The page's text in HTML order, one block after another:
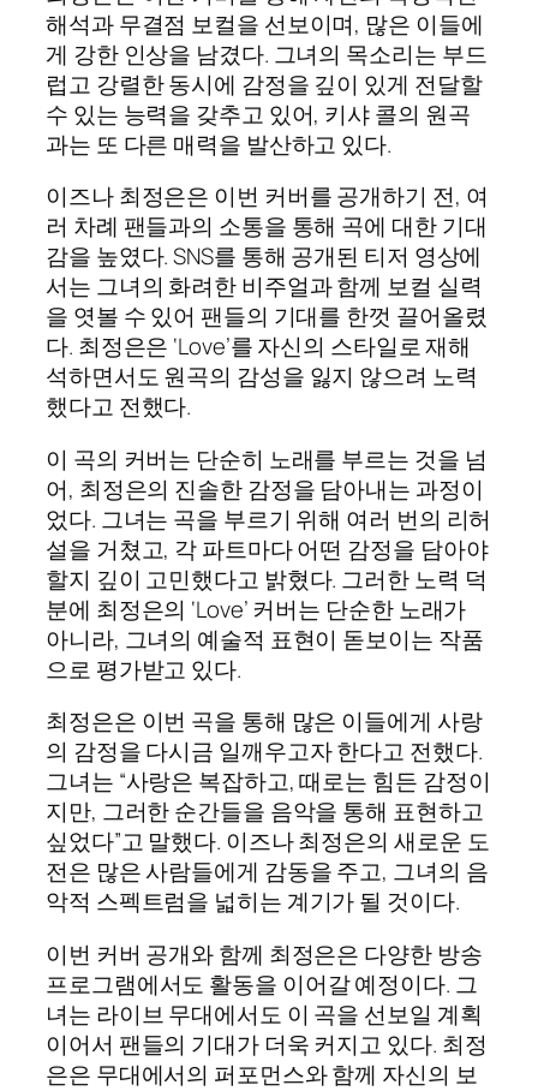
해석과 무결점 보컬을 선보이며, 많은 이들에
게 강한 인상을 남겼다. 그녀의 목소리는 부드
럽고 강렬한 동시에 감정을 깊이 있게 전달할
수 있는 능력을 갖추고 있어, 키샤 콜의 원곡
과는 또 다른 매력을 발산하고 있다.
이즈나 최정은은 이번 커버를 공개하기 전, 여
러 차례 팬들과의 소통을 통해 곡에 대한 기대
감을 높였다. SNS를 통해 공개된 티저 영상에
서는 그녀의 화려한 비주얼과 함께 보컬 실력
을 엿볼 수 있어 팬들의 기대를 한껏 끌어올렸
다. 최정은은 ‘Love’를 자신의 스타일로 재해
석하면서도 원곡의 감성을 잃지 않으려 노력
했다고 전했다.
이 곡의 커버는 단순히 노래를 부르는 것을 넘
어, 최정은의 진솔한 감정을 담아내는 과정이
었다. 그녀는 곡을 부르기 위해 여러 번의 리허
설을 거쳤고, 각 파트마다 어떤 감정을 담아야
할지 깊이 고민했다고 밝혔다. 그러한 노력 덕
분에 최정은의 ‘Love’ 커버는 단순한 노래가
아니라, 그녀의 예술적 표현이 돋보이는 작품
으로 평가받고 있다.
최정은은 이번 곡을 통해 많은 이들에게 사랑
의 감정을 다시금 일깨우고자 한다고 전했다.
그녀는 “사랑은 복잡하고, 때로는 힘든 감정이
지만, 그러한 순간들을 음악을 통해 표현하고
싶었다”고 말했다. 이즈나 최정은의 새로운 도
전은 많은 사람들에게 감동을 주고, 그녀의 음
악적 스펙트럼을 넓히는 계기가 될 것이다.
이번 커버 공개와 함께 최정은은 다양한 방송
프로그램에서도 활동을 이어갈 예정이다. 그
녀는 라이브 무대에서도 이 곡을 선보일 계획
이어서 팬들의 기대가 더욱 커지고 있다. 최정
은은 무대에서의 퍼포먼스와 함께 자신의 보